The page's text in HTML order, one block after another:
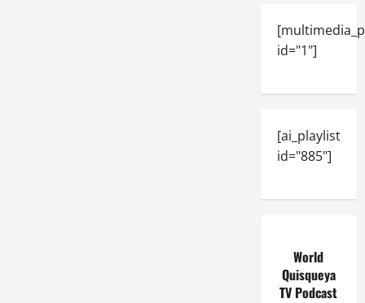
id="1"]
[ai_playlist
id="885"]
World
Quisqueya
TV Podcast